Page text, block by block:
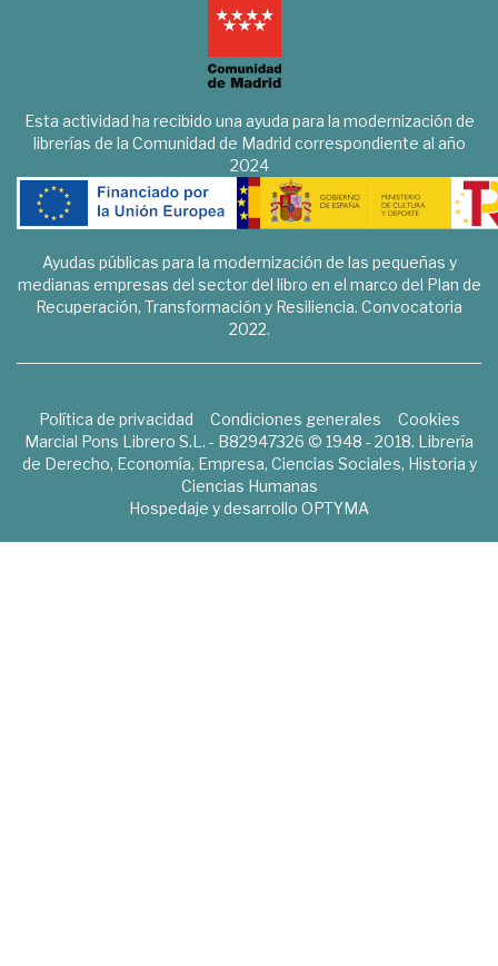
Esta actividad ha recibido una ayuda para la modernización de
librerías de la Comunidad de Madrid correspondiente al año
2024
Ayudas públicas para la modernización de las pequeñas y
medianas empresas del sector del libro en el marco del Plan de
Recuperación, Transformación y Resiliencia. Convocatoria
2022.
Política de privacidad Condiciones generales
Cookies
Marcial Pons Librero S.L. - B82947326 © 1948 - 2018. Librería
de Derecho, Economía, Empresa, Ciencias Sociales, Historia y
Ciencias Humanas
Hospedaje y desarrollo OPTYMA